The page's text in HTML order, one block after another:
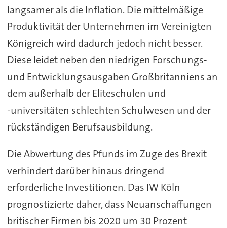
langsamer als die Inflation. Die mittelmäßige
Produktivität der Unternehmen im Vereinigten
Königreich wird dadurch jedoch nicht besser.
Diese leidet neben den niedrigen Forschungs-
und Entwicklungsausgaben Großbritanniens an
dem außerhalb der Eliteschulen und
-universitäten schlechten Schulwesen und der
rückständigen Berufsausbildung.
Die Abwertung des Pfunds im Zuge des Brexit
verhindert darüber hinaus dringend
erforderliche Investitionen. Das IW Köln
prognostizierte daher, dass Neuanschaffungen
britischer Firmen bis 2020 um 30 Prozent